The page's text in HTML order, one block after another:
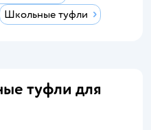
Школьные туфли
туфли для